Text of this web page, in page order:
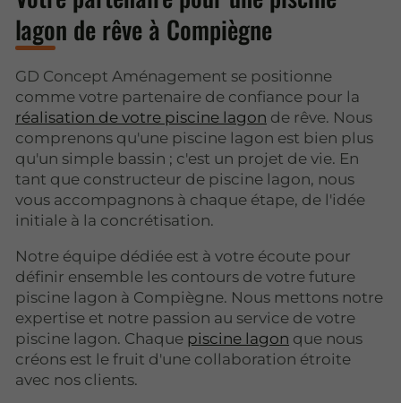
lagon de rêve à Compiègne
GD Concept Aménagement se positionne
comme votre partenaire de confiance pour la
réalisation de votre piscine lagon de rêve. Nous
comprenons qu'une piscine lagon est bien plus
qu'un simple bassin ; c'est un projet de vie. En
tant que constructeur de piscine lagon, nous
vous accompagnons à chaque étape, de l'idée
initiale à la concrétisation.
Notre équipe dédiée est à votre écoute pour
définir ensemble les contours de votre future
piscine lagon à Compiègne. Nous mettons notre
expertise et notre passion au service de votre
piscine lagon. Chaque piscine lagon que nous
créons est le fruit d'une collaboration étroite
avec nos clients.